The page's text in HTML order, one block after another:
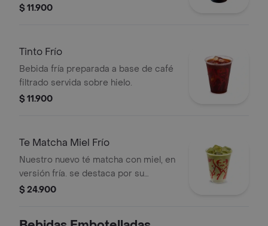
$ 11.900
Tinto Frío
Bebida fría preparada a base de café
filtrado servida sobre hielo.
$ 11.900
Te Matcha Miel Frío
Nuestro nuevo té matcha con miel, en
versión fría. se destaca por su
refrescancia y el reconocido sabor
$ 24.900